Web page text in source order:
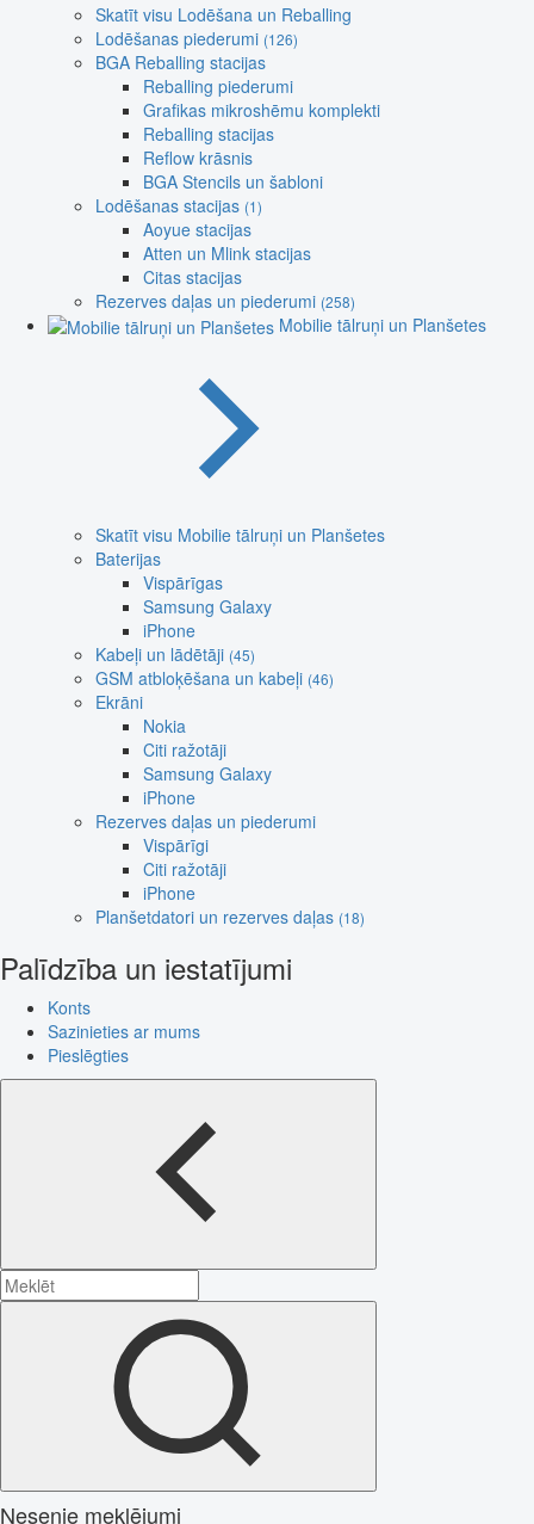
Skatīt visu Lodēšana un Reballing
Lodēšanas piederumi (126)
BGA Reballing stacijas
Reballing piederumi
Grafikas mikroshēmu komplekti
Reballing stacijas
Reflow krāsnis
BGA Stencils un šabloni
Lodēšanas stacijas (1)
Aoyue stacijas
Atten un Mlink stacijas
Citas stacijas
Rezerves daļas un piederumi (258)
Mobilie tālruņi un Planšetes
Skatīt visu Mobilie tālruņi un Planšetes
Baterijas
Vispārīgas
Samsung Galaxy
iPhone
Kabeļi un lādētāji (45)
GSM atbloķēšana un kabeļi (46)
Ekrāni
Nokia
Citi ražotāji
Samsung Galaxy
iPhone
Rezerves daļas un piederumi
Vispārīgi
Citi ražotāji
iPhone
Planšetdatori un rezerves daļas (18)
Palīdzība un iestatījumi
Konts
Sazinieties ar mums
Pieslēgties
Nesenie meklējumi